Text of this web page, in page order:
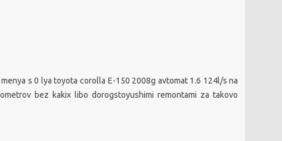
s 0 lya toyota corolla E-150 2008g avtomat 1.6 124l/s na
bez kakix libo dorogstoyushimi remontami za takovo